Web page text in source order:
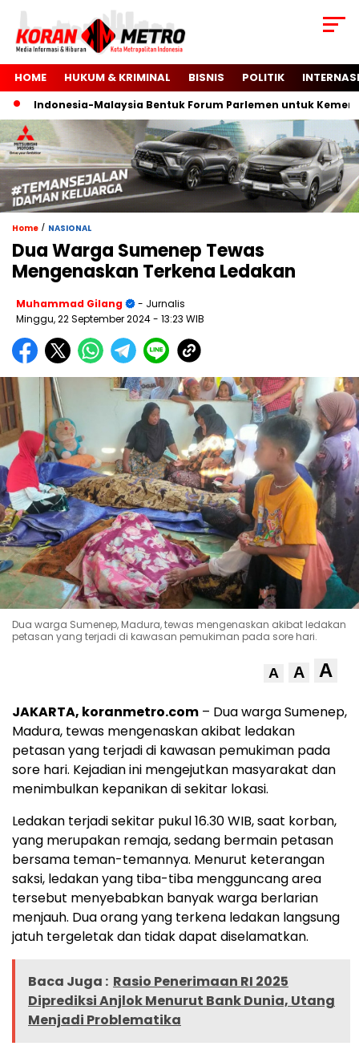
HOME HUKUM & KRIMINAL BISNIS POLITIK
Indonesia-Malaysia Bentuk Forum Parlemen untuk
Home / NASIONAL
Dua Warga Sumenep Tewas
Mengenaskan Terkena Ledakan
Muhammad Gilang
- Jurnalis
Minggu, 22 September 2024- 13:23 WIB
Dua warga Sumenep, Madura, tewas mengenaskan akibat ledakan
petasan yang terjadi di kawasan pemukiman pada sore hari.
A A A
JAKARTA, koranmetro.com – Dua warga Sumenep,
Madura, tewas mengenaskan akibat ledakan
petasan yang terjadi di kawasan pemukiman pada
sore hari. Kejadian ini mengejutkan masyarakat dan
menimbulkan kepanikan di sekitar lokasi.
Ledakan terjadi sekitar pukul 16.30 WIB, saat korban,
yang merupakan remaja, sedang bermain petasan
bersama teman-temannya. Menurut keterangan
saksi, ledakan yang tiba-tiba mengguncang area
tersebut menyebabkan banyak warga berlarian
menjauh. Dua orang yang terkena ledakan langsung
jatuh tergeletak dan tidak dapat diselamatkan.
Baca Juga : Rasio Penerimaan RI 2025
Diprediksi Anjlok Menurut Bank Dunia, Utang
Menjadi Problematika